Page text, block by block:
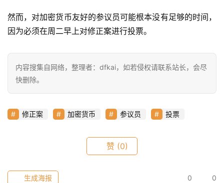
快
信
h
r
9
然而，对加密货币友好的参议员可能根本没有足够的时间，
因为必须在周二早上对修正案进行投票。
内容搜集自网络，整理者：dfkai，如若侵权请联系站长，会尽
快删除。
修正案 加密货币 参议员 投票
赞 (0)
0 0
生成海报